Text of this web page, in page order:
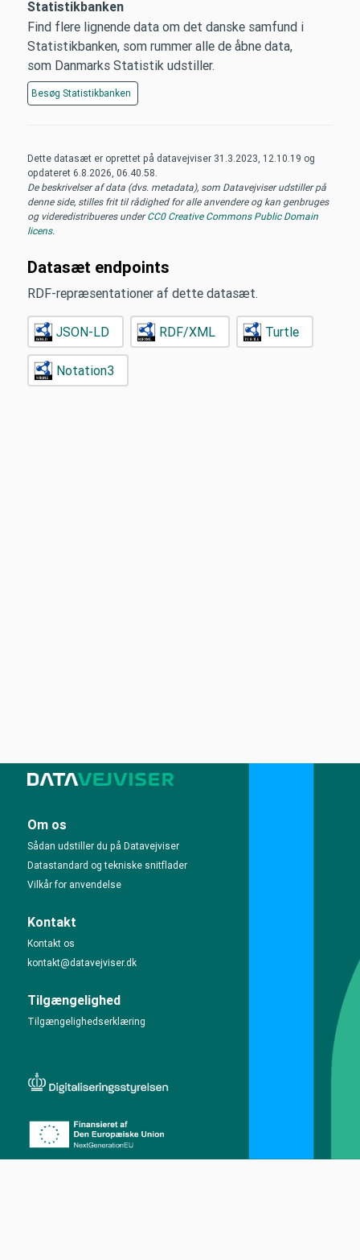
Statistikbanken
Find flere lignende data om det danske samfund i
Statistikbanken, som rummer alle de åbne data,
som Danmarks Statistik udstiller.
Besøg Statistikbanken
Dette datasæt er oprettet på datavejviser 31.3.2023, 12.10.19 og
opdateret 6.8.2026, 06.40.58
De beskrivelser af data (dvs. metadata), som Datavejviser udstiller på
denne side, stilles frit til rådighed for alle anvendere og kan genbruges
og videredistribueres underCC0 Creative Commons Public Domain
licens.
Datasæt endpoints
RDF-repræsentationer af dette datasæt.
JSON-LD RDF/XML Turtle
Notation3
Om os
Sådan udstiller du på Datavejviser
Datastandard og tekniske snitflader
Vilkår for anvendelse
Kontakt
Kontakt os
kontakt@datavejviser.dk
Tilgængelighed
Tilgængelighedserklæring